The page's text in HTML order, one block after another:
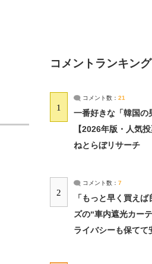
コメントランキング
1
コメント数： 21
一番好きな「韓国の
【2026年版・人気
ねとらぼリサーチ
2
コメント数： 7
「もっと早く買え
ズの“車内遮光カー
ライバシーも保てて